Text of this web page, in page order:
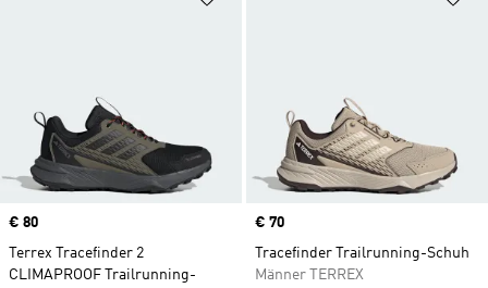
Price
€ 80
Terrex Tracefinder 2
CLIMAPROOF Trailrunning-
Price
€ 70
Tracefinder Trailrunning-Schuh
Männer TERREX